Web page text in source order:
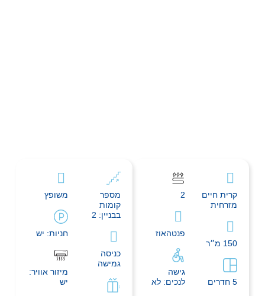
קרית חיים
מזרחית
150 מ״ר
5 חדרים
2
פנטהאוז
גישה
לנכים: לא
מספר
קומות
בבניין: 2
כניסה
גמישה
משופץ
חניות: יש
מיזור אוויר:
יש